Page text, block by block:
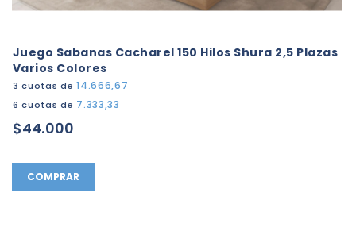
Juego Sabanas Cacharel 150 Hilos Shura 2,5 Plazas
Varios Colores
3 cuotas de14.666,67
6 cuotas de 7.333,33
$44.000
COMPRAR